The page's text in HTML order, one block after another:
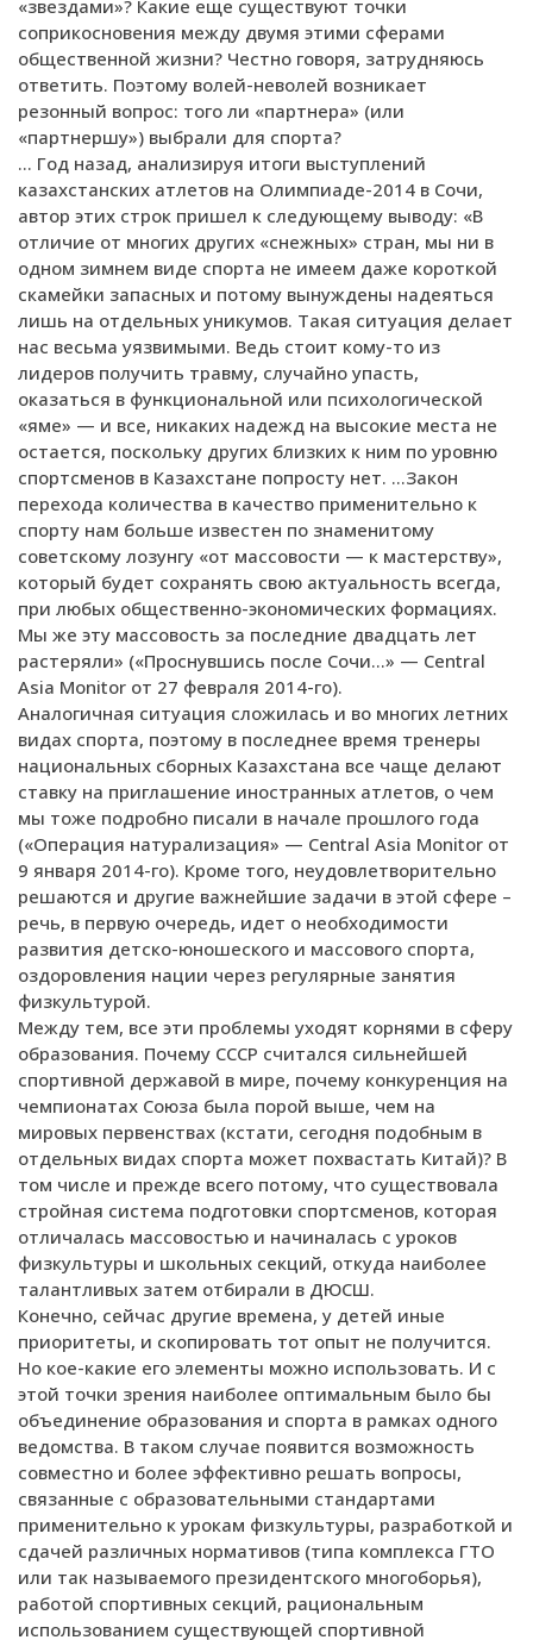
«звездами»? Какие еще существуют точки
соприкосновения между двумя этими сферами
общественной жизни? Честно говоря, затрудняюсь
ответить. Поэтому волей-неволей возникает
резонный вопрос: того ли «партнера» (или
«партнершу») выбрали для спорта?
… Год назад, анализируя итоги выступлений
казахстанских атлетов на Олимпиаде-2014 в Сочи,
автор этих строк пришел к следующему выводу: «В
отличие от многих других «снежных» стран, мы ни в
одном зимнем виде спорта не имеем даже короткой
скамейки запасных и потому вынуждены надеяться
лишь на отдельных уникумов. Такая ситуация делает
нас весьма уязвимыми. Ведь стоит кому-то из
лидеров получить травму, случайно упасть,
оказаться в функциональной или психологической
«яме» — и все, никаких надежд на высокие места не
остается, поскольку других близких к ним по уровню
спортсменов в Казахстане попросту нет. …Закон
перехода количества в качество применительно к
спорту нам больше известен по знаменитому
советскому лозунгу «от массовости — к мастерству»,
который будет сохранять свою актуальность всегда,
при любых общественно-экономических формациях.
Мы же эту массовость за последние двадцать лет
растеряли» («Проснувшись после Сочи…» — Central
Asia Monitor от 27 февраля 2014-го).
Аналогичная ситуация сложилась и во многих летних
видах спорта, поэтому в последнее время тренеры
национальных сборных Казахстана все чаще делают
ставку на приглашение иностранных атлетов, о чем
мы тоже подробно писали в начале прошлого года
(«Операция натурализация» — Central Asia Monitor от
9 января 2014-го). Кроме того, неудовлетворительно
решаются и другие важнейшие задачи в этой сфере –
речь, в первую очередь, идет о необходимости
развития детско-юношеского и массового спорта,
оздоровления нации через регулярные занятия
физкультурой.
Между тем, все эти проблемы уходят корнями в сферу
образования. Почему СССР считался сильнейшей
спортивной державой в мире, почему конкуренция на
чемпионатах Союза была порой выше, чем на
мировых первенствах (кстати, сегодня подобным в
отдельных видах спорта может похвастать Китай)? В
том числе и прежде всего потому, что существовала
стройная система подготовки спортсменов, которая
отличалась массовостью и начиналась с уроков
физкультуры и школьных секций, откуда наиболее
талантливых затем отбирали в ДЮСШ.
Конечно, сейчас другие времена, у детей иные
приоритеты, и скопировать тот опыт не получится.
Но кое-какие его элементы можно использовать. И с
этой точки зрения наиболее оптимальным было бы
объединение образования и спорта в рамках одного
ведомства. В таком случае появится возможность
совместно и более эффективно решать вопросы,
связанные с образовательными стандартами
применительно к урокам физкультуры, разработкой и
сдачей различных нормативов (типа комплекса ГТО
или так называемого президентского многоборья),
работой спортивных секций, рациональным
использованием существующей спортивной